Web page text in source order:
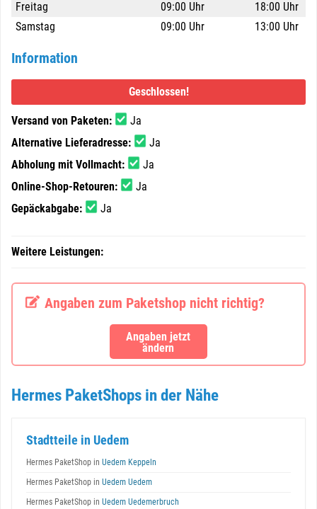
Freitag
09:00 Uhr
18:00 Uhr
Samstag
09:00 Uhr 13:00 Uhr
Information
Geschlossen!
Versand von Paketen:
Ja
Alternative Lieferadresse:
Ja
Abholung mit Vollmacht:
Ja
Online-Shop-Retouren:
Ja
Gepäckabgabe:
Ja
Weitere Leistungen:
Angaben zum Paketshop nicht richtig?
Angaben jetzt
ändern
Hermes PaketShops in der Nähe
Stadtteile in Uedem
Hermes PaketShop in Uedem Keppeln
Hermes PaketShop in Uedem Uedem
Hermes PaketShop in Uedem Uedemerbruch